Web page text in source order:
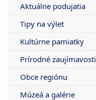
Aktuálne podujatia
Tipy na výlet
Kultúrne pamiatky
Prírodné zaujímavosti
Obce regiónu
Múzeá a galérie